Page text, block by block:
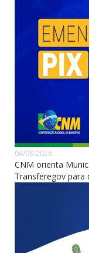
04/08/2026
CNM orienta
Transferegov para